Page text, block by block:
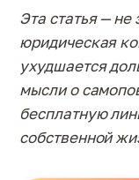
Эта статья —
юридическая
ухудшается
мысли о
бесплатную
собственной